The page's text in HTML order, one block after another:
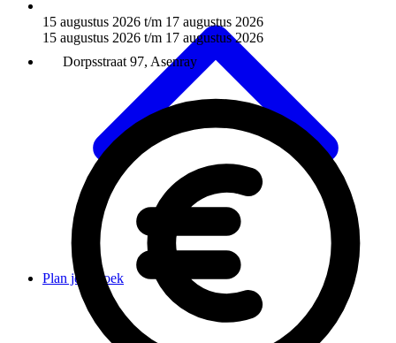
Plan je bezoek
15 augustus 2026 t/m 17 augustus 2026
15 augustus 2026 t/m 17 augustus 2026
Dorpsstraat 97, Asenray